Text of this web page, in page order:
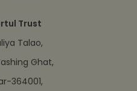
Trust
Talao,
Ghat,
364001,